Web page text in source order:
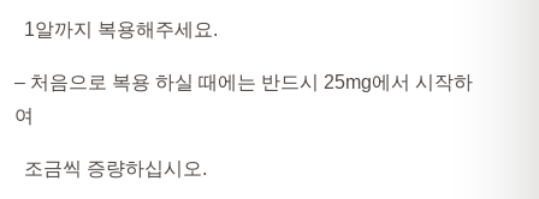
1알까지 복용해주세요.
– 처음으로 복용 하실 때에는 반드시 25mg에서 시작하
여
조금씩 증량하십시오.